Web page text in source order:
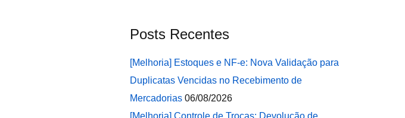
Posts Recentes
[Melhoria] Estoques e NF-e: Nova Validação para
Duplicatas Vencidas no Recebimento de
Mercadorias 06/08/2026
[Melhoria] Controle de Trocas: Devolução de